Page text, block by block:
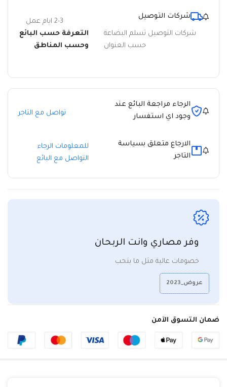
شركات التوصيل
شركات التوصيل تسلم البضاعة
حسب العنوان
2-3 ايام عمل
التعرفة حسب البائع
وحسب المناطق
الرجاء مراجعة البائع عند
وجود اي استفسار
تواصل مع التاجر
الارجاع متعلق بسياسة
التاجر
للمعلومات الرجاء
التواصل مع البائع
وفر مصاري وانت الربحان
خصومات عالية مثل ما بتحب
عروض_2023
ضمان التسوق الآمن